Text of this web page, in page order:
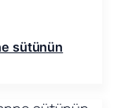
sütünün